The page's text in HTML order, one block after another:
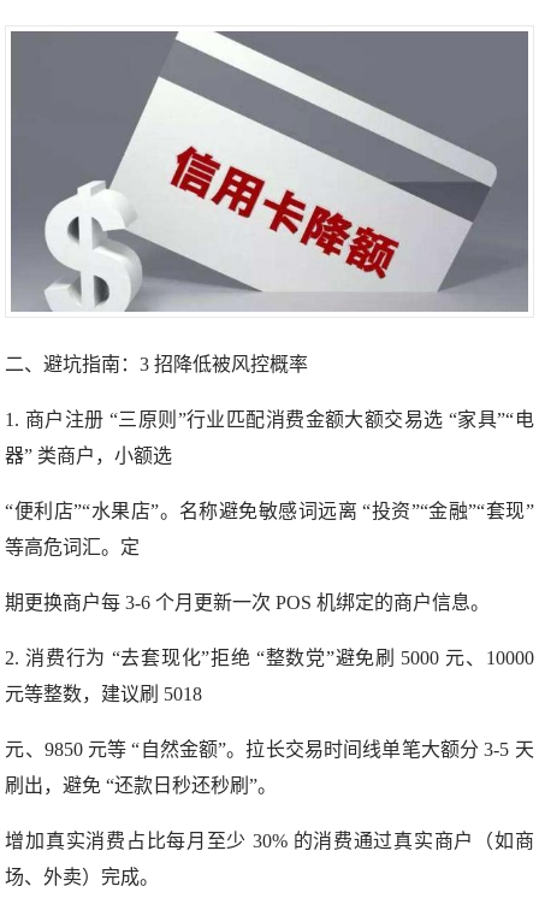
二、避坑指南：3 招降低被风控概率
1. 商户注册 “三原则”行业匹配消费金额大额交易选 “家具”“电
器” 类商户，小额选
“便利店”“水果店”。名称避免敏感词远离 “投资”“金融”“套现”
等高危词汇。定
期更换商户每 3-6 个月更新一次 POS 机绑定的商户信息。
2. 消费行为 “去套现化”拒绝“整数党”避免刷 5000 元、10000
元等整数，建议刷 5018
元、9850 元等 “自然金额”。拉长交易时间线单笔大额分 3-5 天
刷出，避免 “还款日秒还秒刷”。
增加真实消费占比每月至少 30% 的消费通过真实商户（如商
场、外卖）完成。